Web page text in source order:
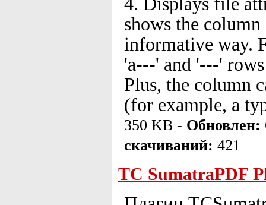
shows the
informative way.
'a---' and '---'
Plus, the column
(for example, a
350 KB - Обновлен:
скачиваний: 421
TC SumatraPDF